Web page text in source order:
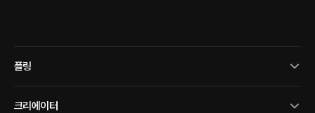
플링
크리에이터